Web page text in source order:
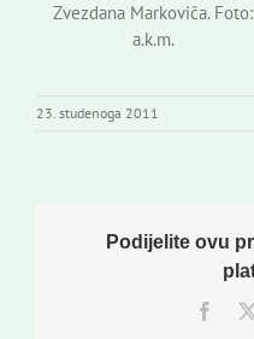
Zvezdana Markoviča. Foto:
a.k.m.
23. studenoga 2011
Podijelite ovu